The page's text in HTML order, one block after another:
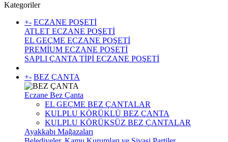
Kategoriler
+- ECZANE POŞETİ
ATLET ECZANE POŞETİ
EL GEÇME ECZANE POŞETİ
PREMİUM ECZANE POŞETİ
SAPLI ÇANTA TİPİ ECZANE POŞETİ
+- BEZ ÇANTA
Eczane Bez Çanta
EL GEÇME BEZ ÇANTALAR
KULPLU KÖRÜKLÜ BEZ ÇANTA
KULPLU KÖRÜKSÜZ BEZ ÇANTALAR
Ayakkabı Mağazaları